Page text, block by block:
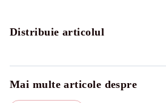
Distribuie articolul
Mai multe articole despre